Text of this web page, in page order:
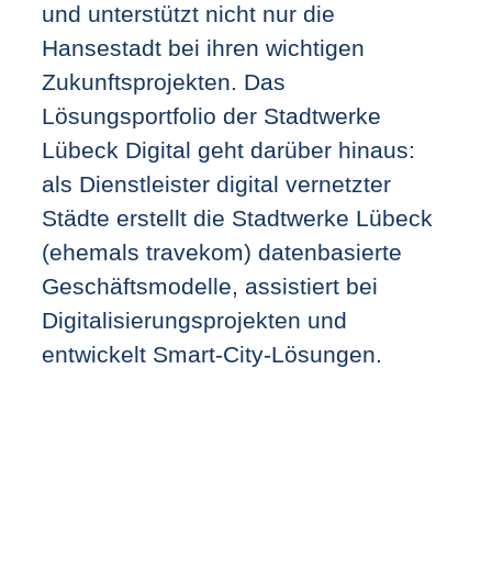
und unterstützt nicht nur die
Hansestadt bei ihren wichtigen
Zukunftsprojekten. Das
Lösungsportfolio der Stadtwerke
Lübeck Digital geht darüber hinaus:
als Dienstleister digital vernetzter
Städte erstellt die Stadtwerke Lübeck
(ehemals travekom) datenbasierte
Geschäftsmodelle, assistiert bei
Digitalisierungsprojekten und
entwickelt Smart-City-Lösungen.